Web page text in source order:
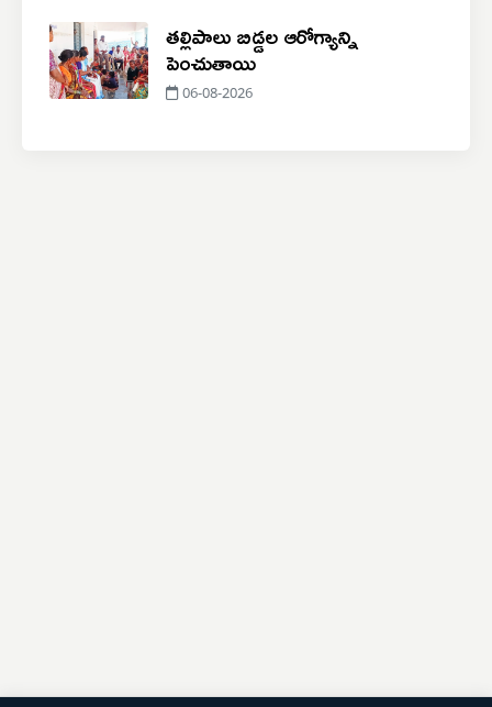
తల్లిపాలు బిడ్డల ఆరోగ్యాన్ని
పెంచుతాయి
06-08-2026